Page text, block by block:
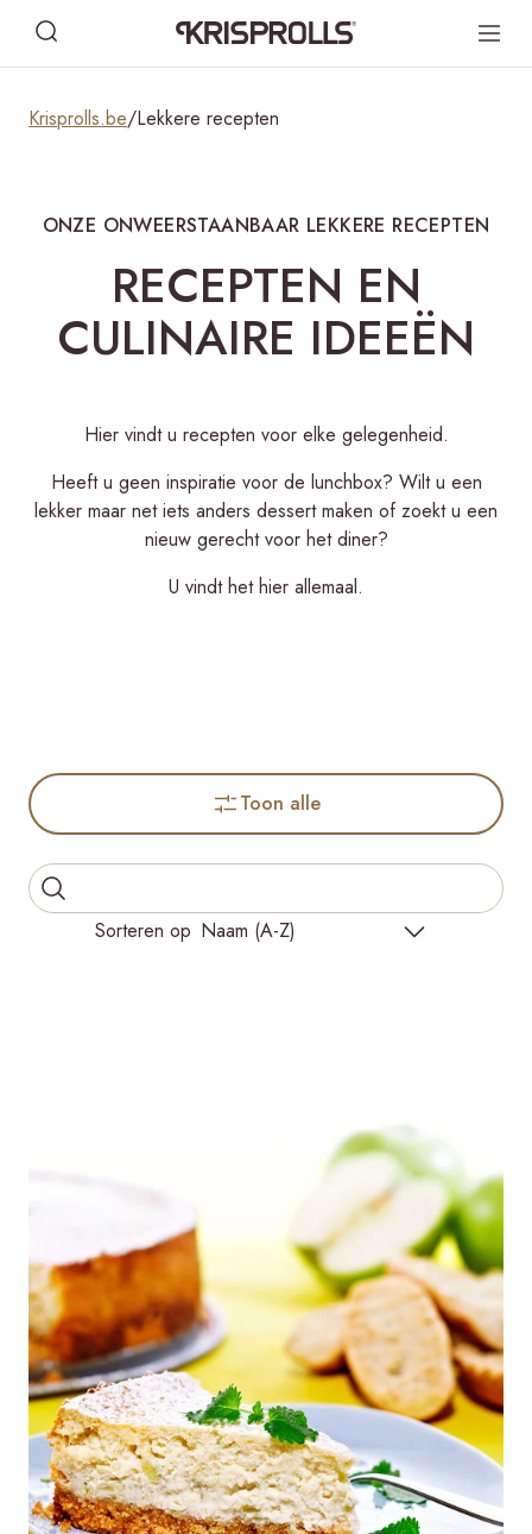
Krisprolls.be/Lekkere recepten
ONZE ONWEERSTAANBAAR LEKKERE RECEPTEN
RECEPTEN EN
CULINAIRE IDEEËN
Hier vindt u recepten voor elke gelegenheid.
Heeft u geen inspiratie voor de lunchbox? Wilt u een
lekker maar net iets anders dessert maken of zoekt u een
nieuw gerecht voor het diner?
U vindt het hier allemaal.
Toon alle
Sorteren op Naam (A-Z)